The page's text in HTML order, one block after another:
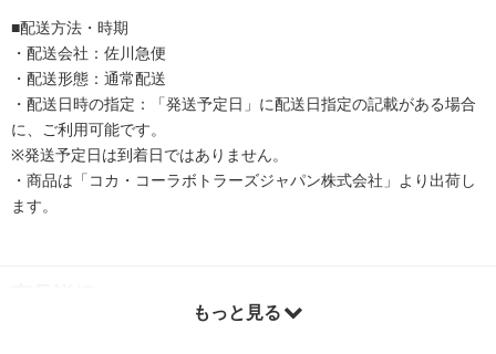
■配送方法・時期
・配送会社：佐川急便
・配送形態：通常配送
・配送日時の指定：「発送予定日」に配送日指定の記載がある場合
に、ご利用可能です。
※発送予定日は到着日ではありません。
・商品は「コカ・コーラボトラーズジャパン株式会社」より出荷し
ます。
もっと見る